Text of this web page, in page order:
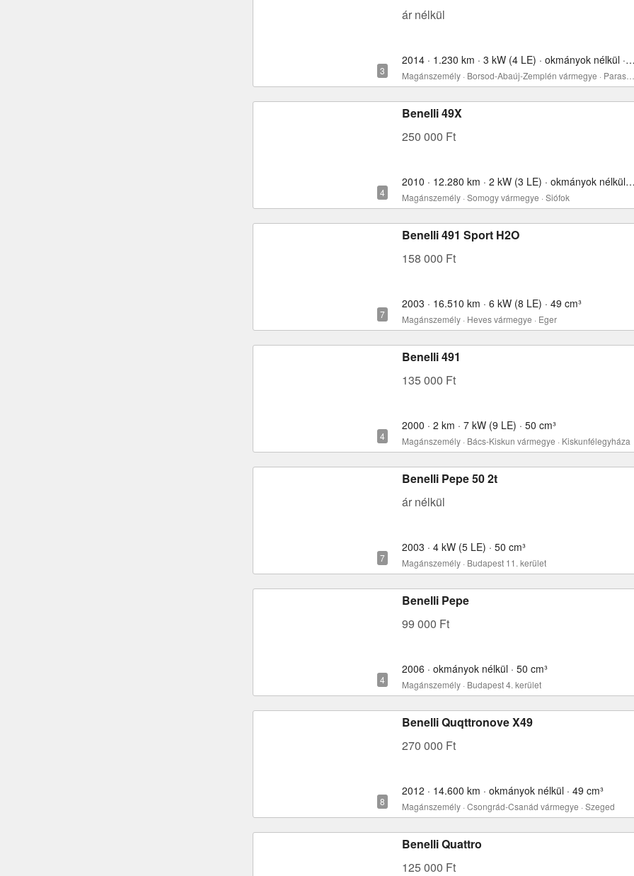
ár nélkül
2014 · 1.230 km · 3 kW (4 LE) · okmányok nélkül · 50 cm³
Benelli 49X
250 000 Ft
2010 · 12.280 km · 2 kW (3 LE) · okmányok nélkül · 50 cm³
Magánszemély · Somogy vármegye · Siófok
Benelli 491 Sport H2O
158 000 Ft
2003 · 16.510 km · 6 kW (8 LE) · 49 cm³
Magánszemély · Heves vármegye · Eger
Benelli 491
135 000 Ft
2000 · 2 km · 7 kW (9 LE) · 50 cm³
Magánszemély · Bács-Kiskun vármegye · Kiskunfélegyháza
Benelli Pepe 50 2t
ár nélkül
2003 · 4 kW (5 LE) · 50 cm³
Magánszemély · Budapest 11. kerület
Benelli Pepe
99 000 Ft
2006 · okmányok nélkül · 50 cm³
Magánszemély · Budapest 4. kerület
Benelli Quqttronove X49
270 000 Ft
2012 · 14.600 km · okmányok nélkül · 49 cm³
Magánszemély · Csongrád-Csanád vármegye · Szeged
Benelli Quattro
125 000 Ft